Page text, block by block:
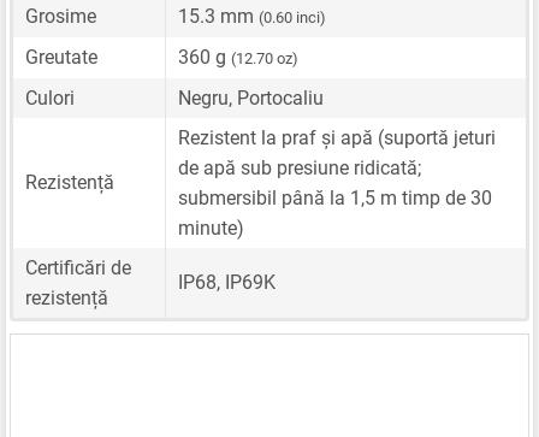
Grosime 15.3 mm (0.60 inci)
Greutate 360 g (12.70 oz)
Culori Negru, Portocaliu
Rezistență
Rezistent la praf și apă (suportă jeturi
de apă sub presiune ridicată;
submersibil până la 1,5 m timp de 30
minute)
Certificări de
rezistență
IP68, IP69K